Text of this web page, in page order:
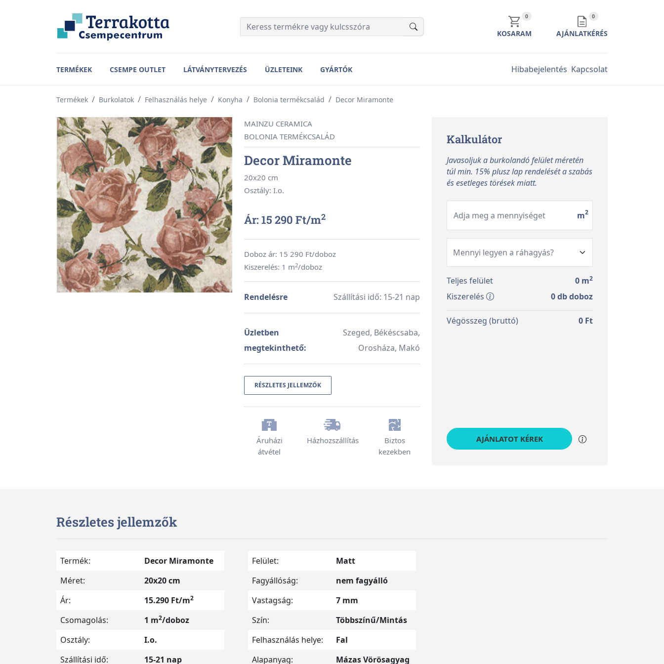
0KOSÁR TARTALMA
KOSARAM
0AJÁNLATKÉRÉS TARTALMA
AJÁNLATKÉRÉS
TERMÉKEK CSEMPE OUTLET LÁTVÁNYTERVEZÉS ÜZLETEINK GYÁRTÓK Hibabejelentés Kapcsolat
Termékek Burkolatok Felhasználás helye Konyha Bolonia termékcsalád Decor Miramonte
MAINZU CERAMICA
BOLONIA TERMÉKCSALÁD
Decor Miramonte
20x20 cm
Osztály: I.o.
Ár: 15 290 Ft/m2
Doboz ár: 15 290 Ft/doboz
Kiszerelés: 1 m2/doboz
Rendelésre Szállítási idő: 15-21 nap
Üzletben
megtekinthető:
Szeged, Békéscsaba,
Orosháza, Makó
RÉSZLETES JELLEMZŐK
Áruházi
átvétel
Házhozszállítás
Biztos
kezekben
Kalkulátor
Javasoljuk a burkolandó felület méretén
túl min. 15% plusz lap rendelését a szabás
és esetleges törések miatt.
Adja meg a mennyiséget m2
Teljes felület 0 m2
Kiszerelés 0db doboz
Végösszeg (bruttó) 0 Ft
AJÁNLATOT KÉREK
Részletes jellemzők
Termék:
Decor Miramonte
Méret:
20x20 cm
Ár:
15.290 Ft/m2
Csomagolás: 1 m2/doboz
Osztály:
I.o.
Szállítási idő:
15-21 nap
Felület:
Matt
Fagyállóság:
nem fagyálló
Vastagság:
7 mm
Szín:
Többszínű/Mintás
Felhasználás helye:
Fal
Alapanyag:
Mázas Vörösagyag